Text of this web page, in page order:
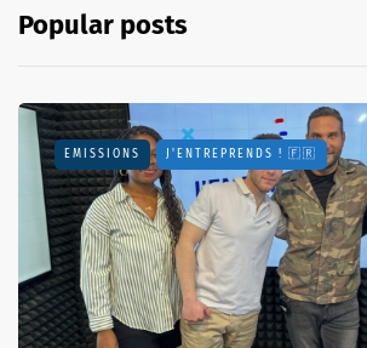
Popular posts
EMISSIONS J'ENTREPRENDS ! 🇫🇷